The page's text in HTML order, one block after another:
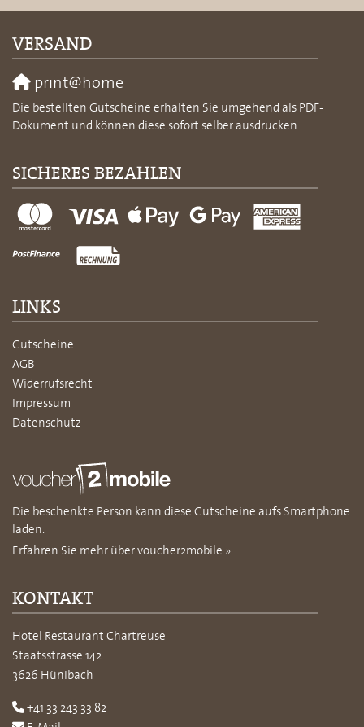
VERSAND
print@home
Die bestellten Gutscheine erhalten Sie umgehend als PDF-
Dokument und können diese sofort selber ausdrucken.
SICHERES BEZAHLEN
LINKS
Gutscheine
AGB
Widerrufsrecht
Impressum
Datenschutz
Die beschenkte Person kann diese Gutscheine aufs Smartphone
laden.
Erfahren Sie mehr über voucher2mobile »
KONTAKT
Hotel Restaurant Chartreuse
Staatsstrasse 142
3626 Hünibach
+41 33 243 33 82